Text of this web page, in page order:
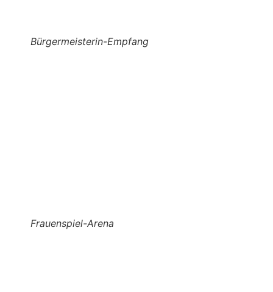
Bürgermeisterin-Empfang
Frauenspiel-Arena